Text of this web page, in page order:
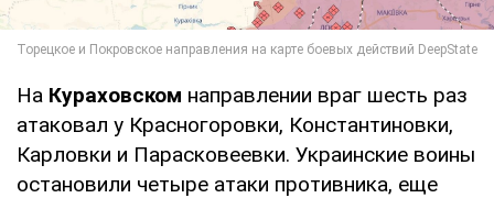
На Кураховском направлении враг шесть раз
атаковал у Красногоровки, Константиновки,
Карловки и Парасковеевки. Украинские воины
остановили четыре атаки противника, еще